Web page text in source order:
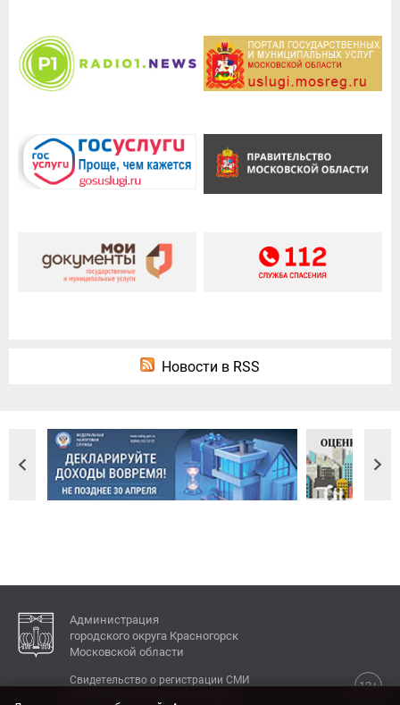
Новости в RSS
Администрация
городского округа Красногорск
Московской области
12+
Свидетельство о регистрации СМИ